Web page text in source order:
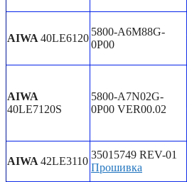
AIWA 40LE6120
5800-A6M88G-
0P00
AIWA
40LE7120S
5800-A7N02G-
0P00 VER00.02
AIWA 42LE3110
35015749 REV-01
Прошивка